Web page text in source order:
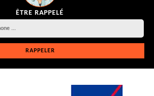
ÊTRE RAPPELÉ